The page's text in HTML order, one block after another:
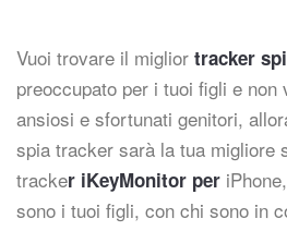
Vuoi trovare il miglior tracker
preoccupato per i tuoi figli e non
ansiosi e sfortunati genitori,
spia tracker sarà la tua migliore
tracker iKeyMonitor per
sono i tuoi figli, con chi sono in